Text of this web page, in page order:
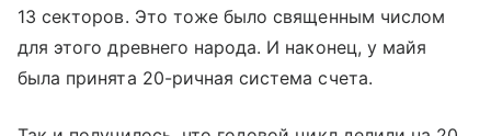
13 секторов. Это тоже было священным числом
для этого древнего народа. И наконец, у майя
была принята 20-ричная система счета.